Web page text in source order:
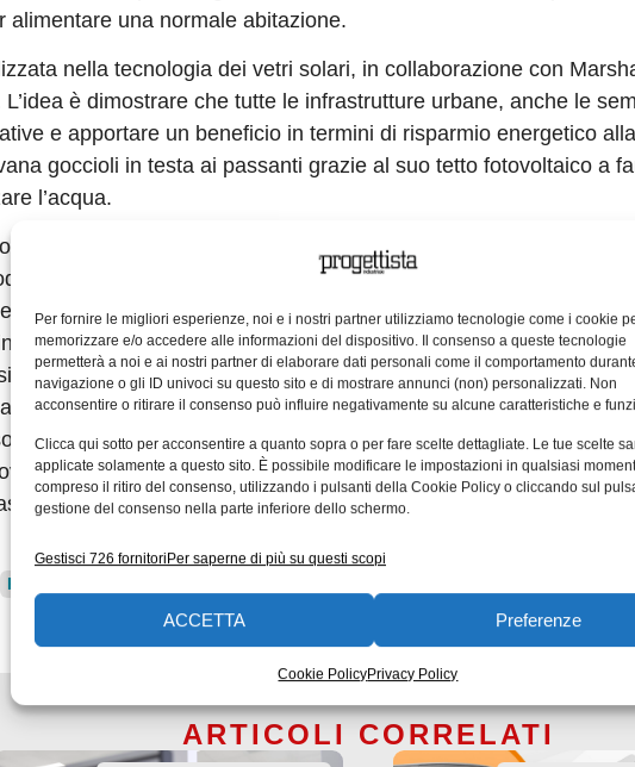
Per fornire le migliori esperienze, noi e i nostri partner utilizziamo tecnologie come i cookie
memorizzare e/o accedere alle informazioni del dispositivo. Il consenso a queste tecnologie
permetterà a noi e ai nostri partner di elaborare dati personali come il comportamento
navigazione o gli ID univoci su questo sito e di mostrare annunci (non) personalizzati. Non
acconsentire o ritirare il consenso può influire negativamente su alcune caratteristiche e
Clicca qui sotto per acconsentire a quanto sopra o per fare scelte dettagliate. Le tue scelte
applicate solamente a questo sito. È possibile modificare le impostazioni in qualsiasi
compreso il ritiro del consenso, utilizzando i pulsanti della Cookie Policy o cliccando sul
gestione del consenso nella parte inferiore dello schermo.
Gestisci 726 fornitoriPer saperne di più su questi scopi
ACCETTA Preferenze
Cookie PolicyPrivacy Policy
una normale abitazione.
nella tecnologia dei vetri solari, in collaborazione con
è dimostrare che tutte le infrastrutture urbane, anche le
e apportare un beneficio in termini di risparmio energetico
goccioli in testa ai passanti grazie al suo tetto fotovoltaico a
l’acqua.
solare anche sul lato verticale della pensilina, Polysolar ha
pannelli fotovoltaici trasparenti o opachi, ideali per facciate,
anche con poca luce solare. Altro vantaggio è che i pannelli
non necessitano di ventilazione per il buon funzionamento. Il
londinese sarebbe in grado di generare energia pulita anche
struttura viene usata per alimentare la segnaletica intelligente e
non fornisce solo la dimostrazione di funzionalità,
delle sue applicazioni. Polysolar si candida per installare il
londinesi, dalle pensiline alle stazioni di ricarica per i veicoli
Polysolar
ARTICOLI CORRELATI